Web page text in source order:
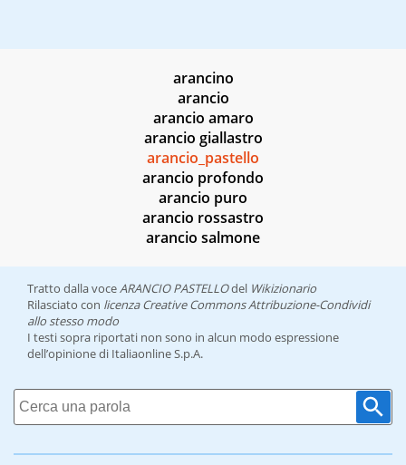
arancino
arancio
arancio amaro
arancio giallastro
arancio_pastello
arancio profondo
arancio puro
arancio rossastro
arancio salmone
Tratto dalla voceARANCIO PASTELLOdel Wikizionario
Rilasciato con licenza Creative Commons Attribuzione-Condividi
allo stesso modo
I testi sopra riportati non sono in alcun modo espressione
dell’opinione di Italiaonline S.p.A.